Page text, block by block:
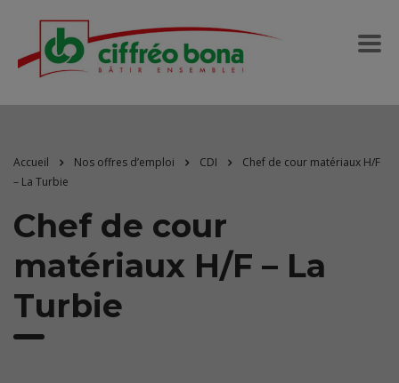
Accueil Nos offres d’emploi CDI
Chef de cour matériaux H/F
– La Turbie
Chef de cour
matériaux H/F – La
Turbie